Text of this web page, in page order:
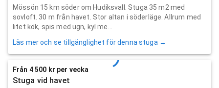
Mössön 15 km söder om Hudiksvall. Stuga 35 m2 med
sovloft. 30 m från havet. Stor altan i söderläge. Allrum med
litet kök, spis med ugn, kyl me...
Läs mer och se tillgänglighet för denna stuga →
Från 4 500 kr per vecka
Stuga vid havet